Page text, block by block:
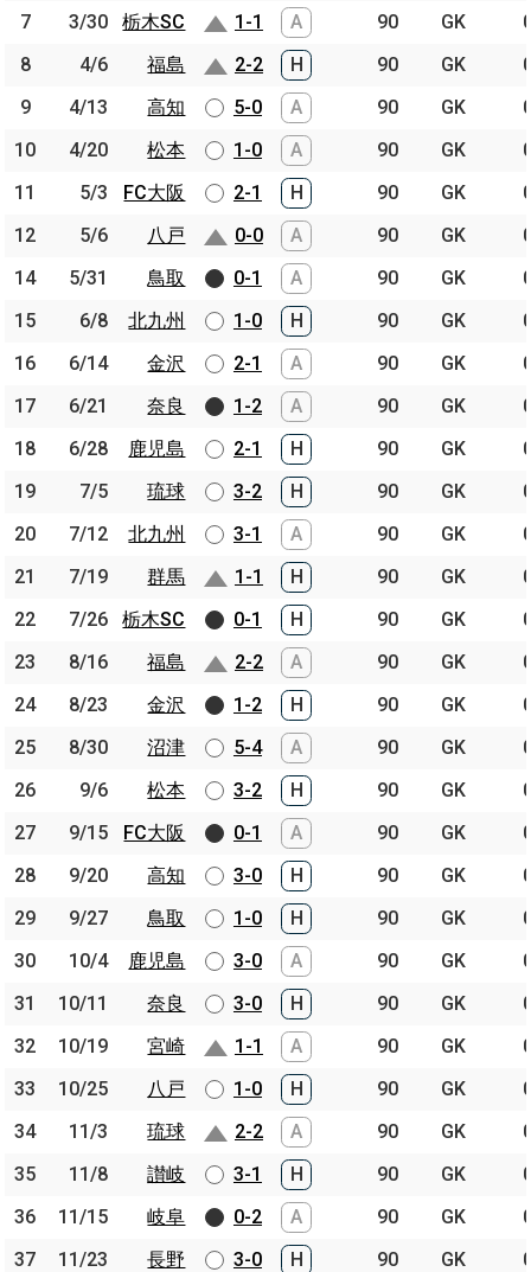
7 3/30 栃木SC 1-1 A 90 GK
8
4/6 福島 2-2 H 90 GK
9
4/13 高知 5-0 A 90 GK
10
4/20 松本 1-0 A 90 GK
11
5/3 FC大阪 2-1 H 90 GK
12
5/6 八戸 0-0 A 90 GK
14
5/31 鳥取 0-1 A 90 GK
15
6/8 北九州 1-0 H 90 GK
16
6/14 金沢 2-1 A 90 GK
17
6/21 奈良 1-2 A 90 GK
18
6/28 鹿児島 2-1 H 90 GK
19
7/5 琉球 3-2 H 90 GK
20
7/12 北九州 3-1 A 90 GK
21
7/19 群馬 1-1 H 90 GK
22
7/26 栃木SC 0-1 H 90 GK
23
8/16 福島 2-2 A 90 GK
24
8/23 金沢 1-2 H 90 GK
25
8/30 沼津 5-4 A 90 GK
26
9/6 松本 3-2 H 90 GK
27
9/15 FC大阪 0-1 A 90 GK
28
9/20 高知 3-0 H 90 GK
29
9/27 鳥取 1-0 H 90 GK
30
10/4 鹿児島 3-0 A 90 GK
31
10/11 奈良 3-0 H 90 GK
32
10/19 宮崎 1-1 A 90 GK
33
10/25 八戸 1-0 H 90 GK
34
11/3 琉球 2-2 A 90 GK
35
11/8 讃岐 3-1 H 90 GK
36
11/15 岐阜 0-2 A 90 GK
37
11/23 長野 3-0 H 90 GK
7 3/30
栃木SC
8
4/6
福島
9
4/13
高知
10
4/20
松本
11
5/3
FC大阪
12
5/6
八戸
14
5/31
鳥取
15
6/8
北九州
16
6/14
金沢
17
6/21
奈良
18
6/28
鹿児島
19
7/5
琉球
20
7/12
北九州
21
7/19
群馬
22
7/26
栃木SC
23
8/16
福島
24
8/23
金沢
25
8/30
沼津
26
9/6
松本
27
9/15
FC大阪
28
9/20
高知
29
9/27
鳥取
30
10/4
鹿児島
31
10/11
奈良
32
10/19
宮崎
33
10/25
八戸
34
11/3
琉球
35
11/8
讃岐
36
11/15
岐阜
37
11/23
長野